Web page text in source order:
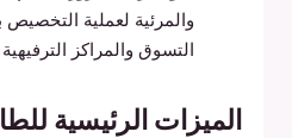
والمرئية لعملية
التسوق والمراكز
الميزات الرئيسية